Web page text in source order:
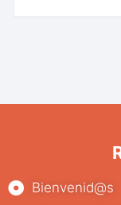
Bienvenid@s